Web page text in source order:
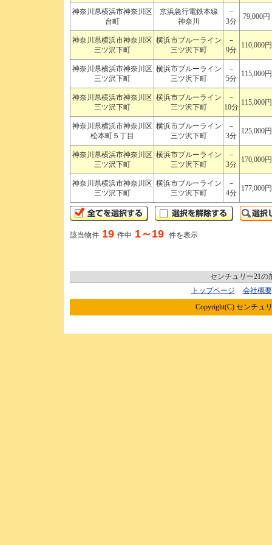
神奈川県横浜市神奈川区
台町
京浜急行電鉄本線
神奈川
－
3分
79,000円
神奈川県横浜市神奈川区
三ツ沢下町
横浜市ブルーライン
三ツ沢下町
－
9分
110,000円
神奈川県横浜市神奈川区
三ツ沢下町
横浜市ブルーライン
三ツ沢下町
－
5分
115,000円
神奈川県横浜市神奈川区
三ツ沢下町
横浜市ブルーライン
三ツ沢下町
－
10分
115,000円
神奈川県横浜市神奈川区
松本町５丁目
横浜市ブルーライン
三ツ沢下町
－
3分
125,000円
神奈川県横浜市神奈川区
三ツ沢下町
横浜市ブルーライン
三ツ沢下町
－
3分
170,000円
神奈川県横浜市神奈川区
三ツ沢下町
横浜市ブルーライン
三ツ沢下町
－
4分
177,000円
該当物件 19 件中 1～19 件を表示
センチュリー21の
トップページ
会社概要
Copyright(C) センチュ